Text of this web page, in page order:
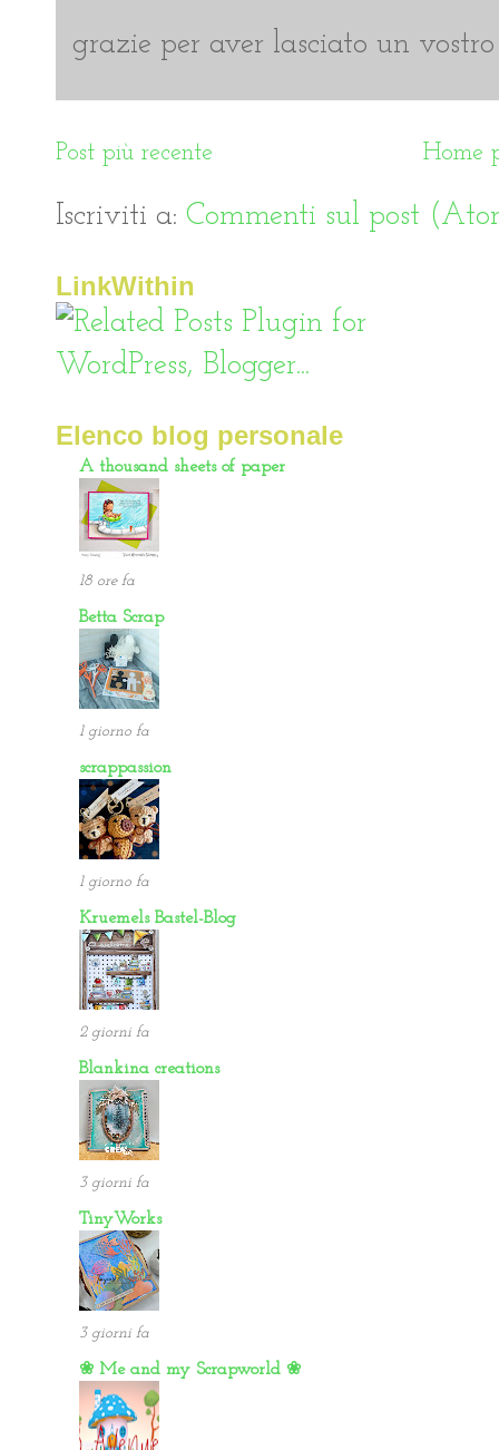
grazie per aver lasciato un vostro
Post più recente Home
Iscriviti a: Commenti sul post
LinkWithin
Elenco blog personale
A thousand sheets of paper
18 ore fa
Betta Scrap
1 giorno fa
scrappassion
1 giorno fa
Kruemels Bastel-Blog
2 giorni fa
Blankina creations
3 giorni fa
TinyWorks
3 giorni fa
❀ Me and my Scrapworld ❀